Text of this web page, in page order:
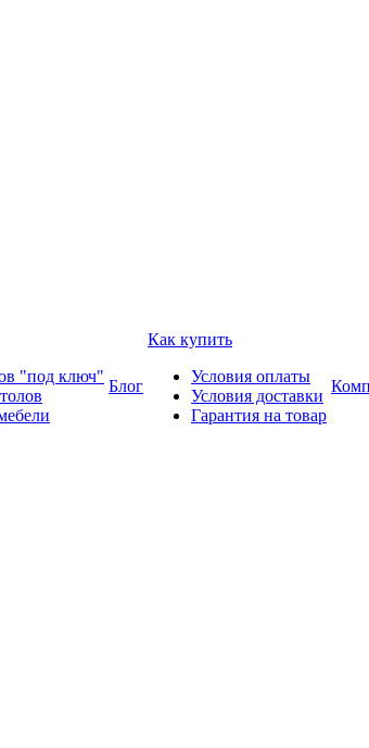
"под ключ"
Блог
Как купить
Условия оплаты
Условия доставки
Гарантия на товар